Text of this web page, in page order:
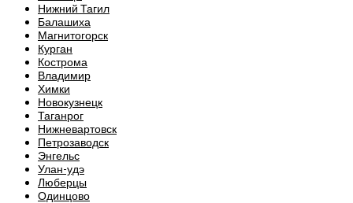
Нижний Тагил
Балашиха
Магнитогорск
Курган
Кострома
Владимир
Химки
Новокузнецк
Таганрог
Нижневартовск
Петрозаводск
Энгельс
Улан-удэ
Люберцы
Одинцово